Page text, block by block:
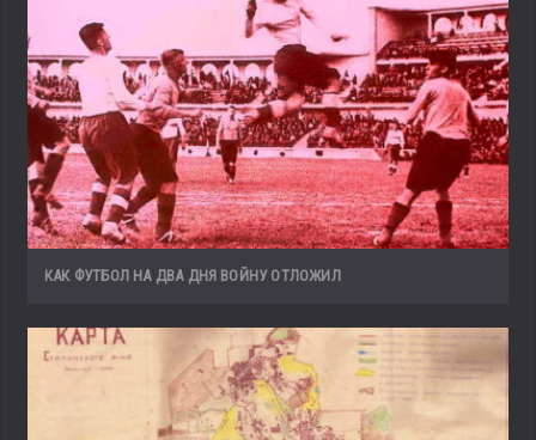
КАК ФУТБОЛ НА ДВА ДНЯ ВОЙНУ ОТЛОЖИЛ